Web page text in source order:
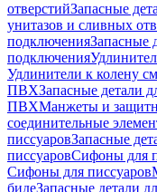
отверстийЗапасные
унитазов и сливных
подключенияЗапасные
подключения
Удлинители к колену
ПВХЗапасные детали
ПВХМанжеты и
соединительные
писсуаровЗапасные
писсуаровCифоны для
Cифоны для писсуаров
бидеЗапасные детали